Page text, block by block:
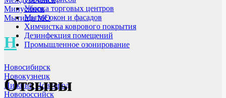
Минусинск
Мытищи МО
Н
Новосибирск
Новокузнецк
Нижний Новгород
Новороссийск
Уборка торговых центров
Мытьё окон и фасадов
Химчистка коврового покрытия
Дезинфекция помещений
Промышленное озонирование
Отзывы